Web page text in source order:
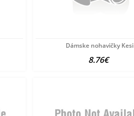
Dámske nohavičky Kesi
8.76€